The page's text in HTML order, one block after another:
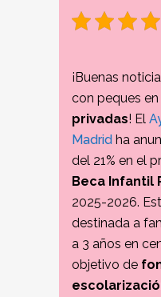
¡Buenas
con peques en
privadas! El
Madrid ha
del 21% en el
Beca Infantil
2025-2026.
destinada a
a 3 años en
objetivo de